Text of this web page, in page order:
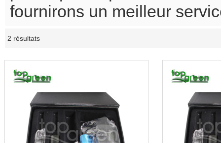
fournirons un meilleur
2 résultats